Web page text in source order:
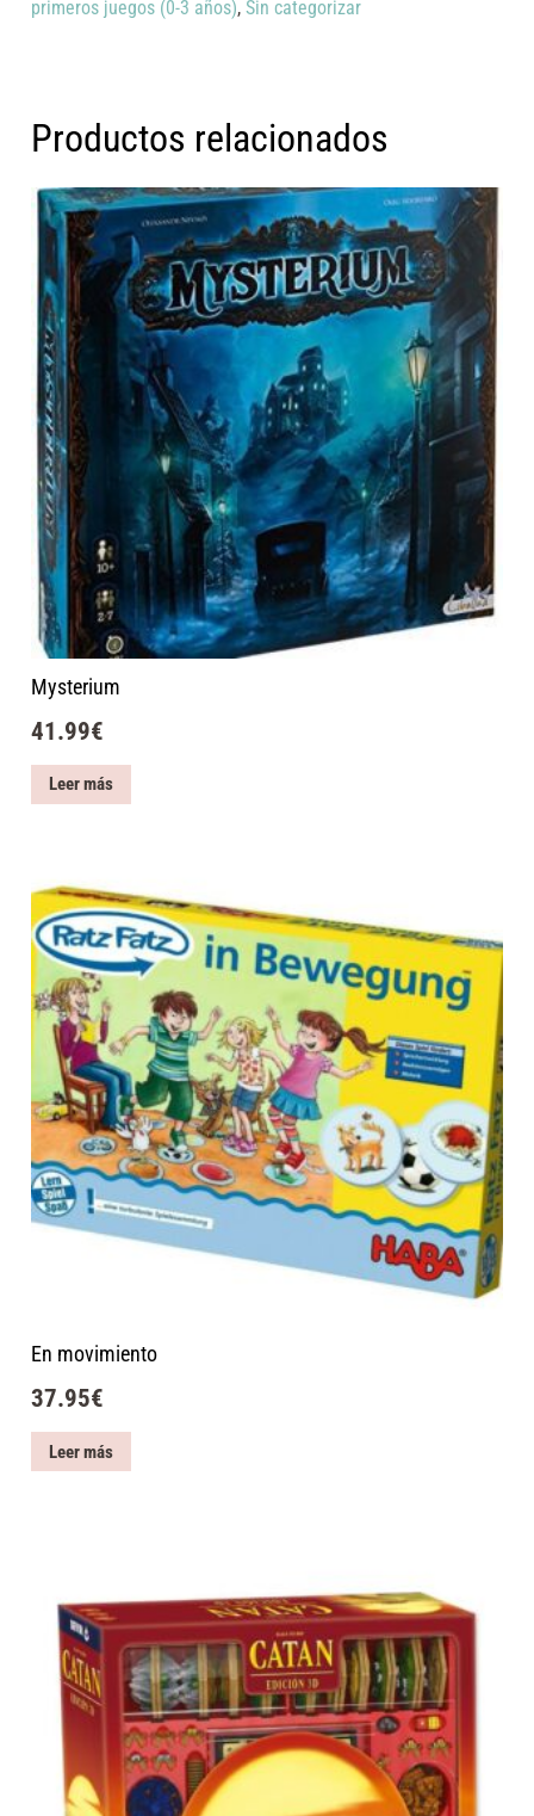
primeros juegos (0-3 años),Sin categorizar
Productos relacionados
Mysterium
41.99€
Leer más
En movimiento
37.95€
Leer más